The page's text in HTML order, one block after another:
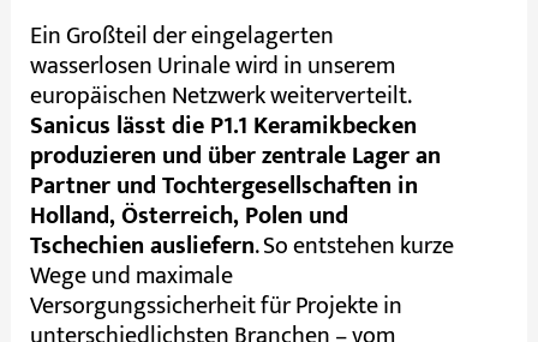
Ein Großteil der eingelagerten
wasserlosen Urinale wird in unserem
europäischen Netzwerk weiterverteilt.
Sanicus lässt die P1.1 Keramikbecken
produzieren und über zentrale Lager an
Partner und Tochtergesellschaften in
Holland, Österreich, Polen und
Tschechien ausliefern. So entstehen kurze
Wege und maximale
Versorgungssicherheit für Projekte in